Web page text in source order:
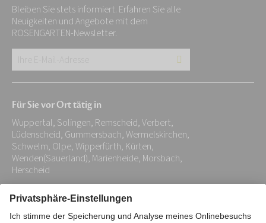
Bleiben Sie stets informiert. Erfahren Sie alle
Neuigkeiten und Angebote mit dem
ROSENGARTEN-Newsletter.
Adresse:
*
Für Sie vor Ort tätig in
Wuppertal, Solingen, Remscheid, Verbert,
Lüdenscheid, Gummersbach, Wermelskirchen,
Schwelm, Olpe, Wipperfürth, Kürten,
Wenden(Sauerland), Marienheide, Morsbach,
Herscheid
Impressum Datenschutz Stiftung